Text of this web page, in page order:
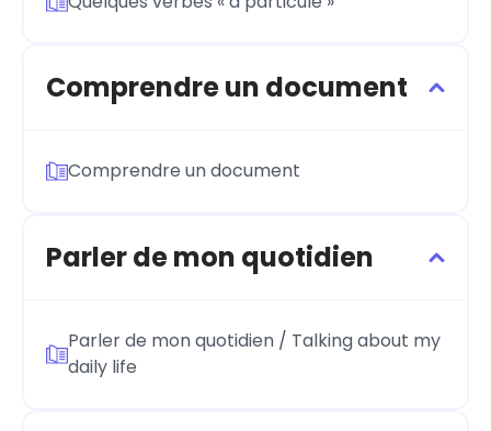
Comprendre un document
Comprendre un document
Parler de mon quotidien
Parler de mon quotidien / Talking about my
daily life